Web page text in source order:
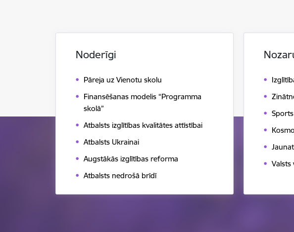
Noderīgi
Pāreja uz Vienotu skolu
Finansēšanas modelis “Programma
skolā”
Atbalsts izglītības kvalitātes attīstībai
Atbalsts Ukrainai
Augstākās izglītības reforma
Atbalsts nedrošā brīdī
Sports
Valsts